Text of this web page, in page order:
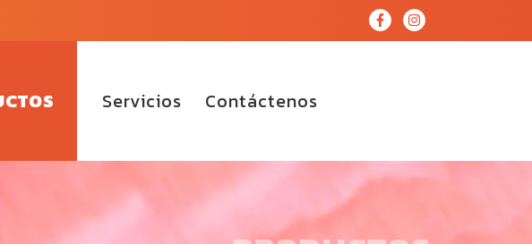
Servicios Contáctenos